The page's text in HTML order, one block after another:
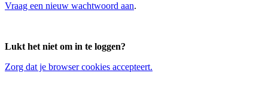
Vraag een nieuw wachtwoord aan.
Lukt het niet om in te loggen?
Zorg dat je browser cookies accepteert.